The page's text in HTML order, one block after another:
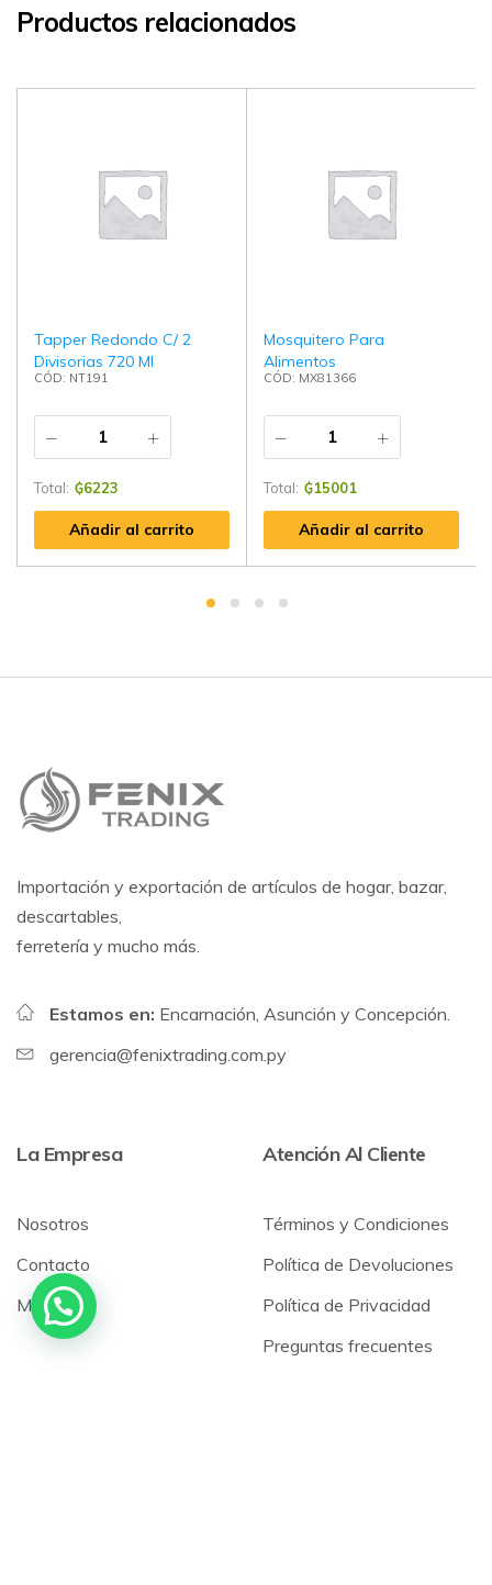
Productos relacionados
Tapper Redondo C/ 2
Divisorias 720 Ml
CÓD: NT191
Total: ₲6223
Añadir al carrito
Mosquitero Para
Alimentos
CÓD: MX81366
Total: ₲15001
Añadir al carrito
Importación y exportación de artículos de hogar, bazar,
descartables,
ferretería y mucho más.
Estamos en: Encarnación, Asunción y Concepción.
gerencia@fenixtrading.com.py
La Empresa
Nosotros
Contacto
Mi cuenta
Atención Al Cliente
Términos y Condiciones
Política de Devoluciones
Política de Privacidad
Preguntas frecuentes